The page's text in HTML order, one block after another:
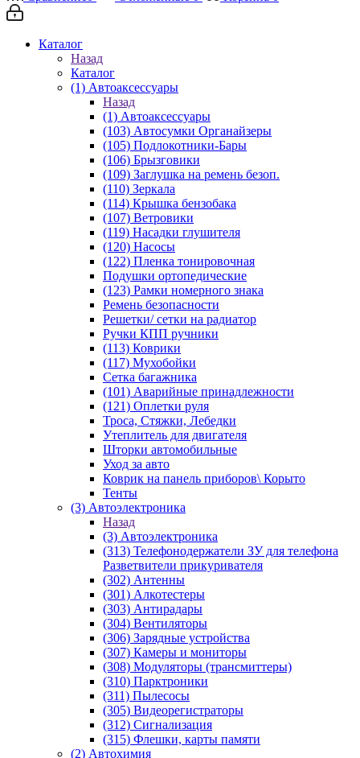
Каталог
Назад
Каталог
(1) Автоаксессуары
Назад
(1) Автоаксессуары
(103) Автосумки Органайзеры
(105) Подлокотники-Бары
(106) Брызговики
(109) Заглушка на ремень безоп.
(110) Зеркала
(114) Крышка бензобака
(107) Ветровики
(119) Насадки глушителя
(120) Насосы
(122) Пленка тонировочная
Подушки ортопедические
(123) Рамки номерного знака
Ремень безопасности
Решетки/ сетки на радиатор
Ручки КПП ручники
(113) Коврики
(117) Мухобойки
Сетка багажника
(101) Аварийные принадлежности
(121) Оплетки руля
Троса, Стяжки, Лебедки
Утеплитель для двигателя
Шторки автомобильные
Уход за авто
Коврик на панель приборов\ Корыто
Тенты
(3) Автоэлектроника
Назад
(3) Автоэлектроника
(313) Телефонодержатели ЗУ для телефона
Разветвители прикуривателя
(302) Антенны
(301) Алкотестеры
(303) Антирадары
(304) Вентиляторы
(306) Зарядные устройства
(307) Камеры и мониторы
(308) Модуляторы (трансмиттеры)
(310) Парктроники
(311) Пылесосы
(305) Видеорегистраторы
(312) Сигнализация
(315) Флешки, карты памяти
(2) Автохимия